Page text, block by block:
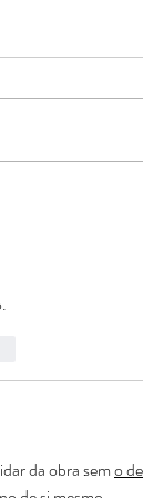
da obra sem o